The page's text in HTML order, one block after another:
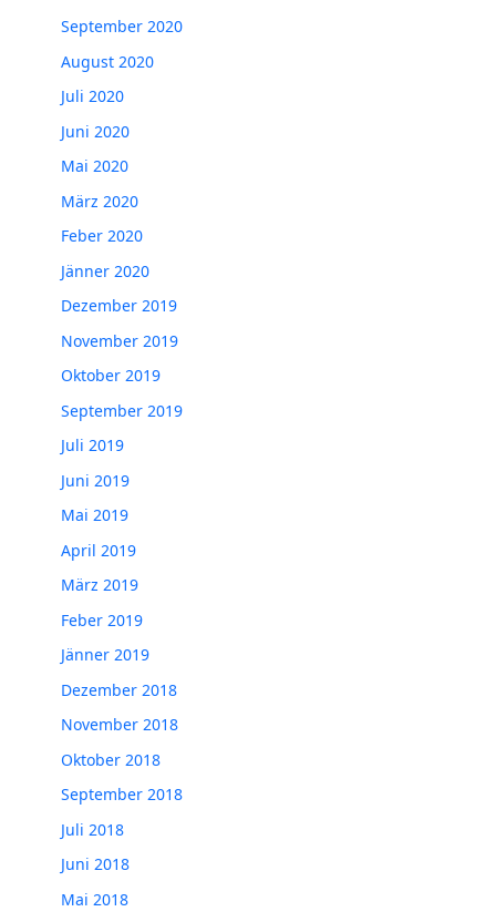
September 2020
August 2020
Juli 2020
Juni 2020
Mai 2020
März 2020
Feber 2020
Jänner 2020
Dezember 2019
November 2019
Oktober 2019
September 2019
Juli 2019
Juni 2019
Mai 2019
April 2019
März 2019
Feber 2019
Jänner 2019
Dezember 2018
November 2018
Oktober 2018
September 2018
Juli 2018
Juni 2018
Mai 2018